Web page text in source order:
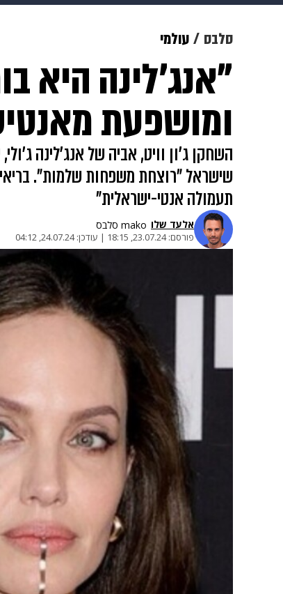
דיגיטל ויוה משפט
סלבס עולמי
"אנג'לינה היא
ומושפעת
השחקן ג'ון וויט, אביה של אנג'לינה
שישראל "רוצחת משפחות שלמות".
תעמולה אנטי-ישראלית"
אלעד שלו mako סלבס
פורסם:23.07.24, 18:15
| עודכן:24.07.24, 04:12